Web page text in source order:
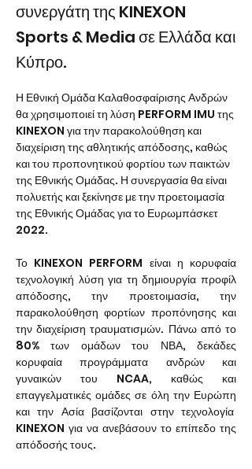
συνεργάτη της KINEXON
Sports & Media σε Ελλάδα και
Κύπρο.
Η Εθνική Ομάδα Καλαθοσφαίρισης Ανδρών
θα χρησιμοποιεί τη λύση PERFORM IMU της
KINEXON για την παρακολούθηση και
διαχείριση της αθλητικής απόδοσης, καθώς
και του προπονητικού φορτίου των παικτών
της Εθνικής Ομάδας. Η συνεργασία θα είναι
πολυετής και ξεκίνησε με την προετοιμασία
της Εθνικής Ομάδας για το Ευρωμπάσκετ
2022.
Το KINEXON PERFORM είναι η κορυφαία
τεχνολογική λύση για τη δημιουργία προφίλ
απόδοσης, την προετοιμασία, την
παρακολούθηση φορτίων προπόνησης και
την διαχείριση τραυματισμών. Πάνω από το
80% των ομάδων του ΝΒΑ, δεκάδες
κορυφαία προγράμματα ανδρών και
γυναικών του NCAA, καθώς και
επαγγελματικές ομάδες σε όλη την Ευρώπη
και την Ασία βασίζονται στην τεχνολογία
KINEXON για να ανεβάσουν το επίπεδο της
απόδοσής τους.